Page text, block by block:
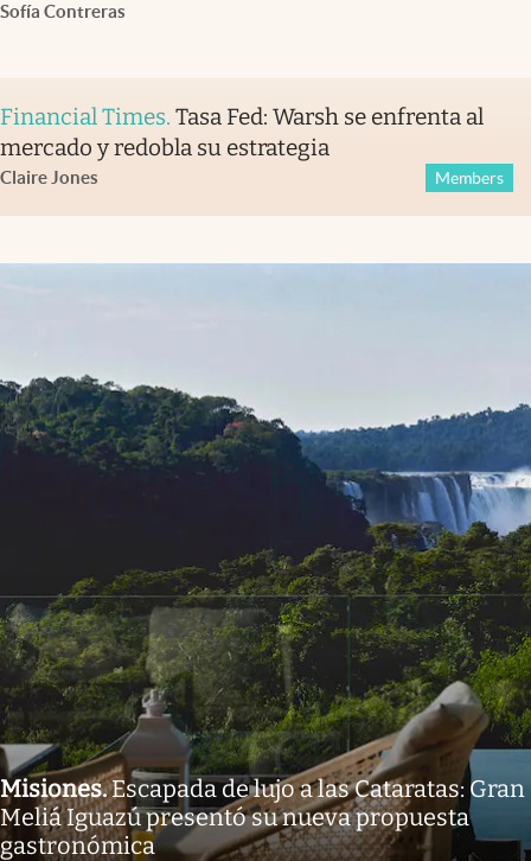
Sofía Contreras
Financial Times. Tasa Fed: Warsh se enfrenta al
mercado y redobla su estrategia
Claire Jones Members
Misiones.Escapada de lujo a las Cataratas: Gran
Meliá Iguazú presentó su nueva propuesta
gastronómica